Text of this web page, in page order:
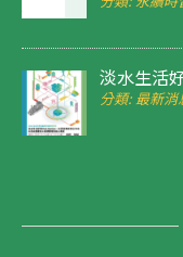
淡水生活
分類: 最新消